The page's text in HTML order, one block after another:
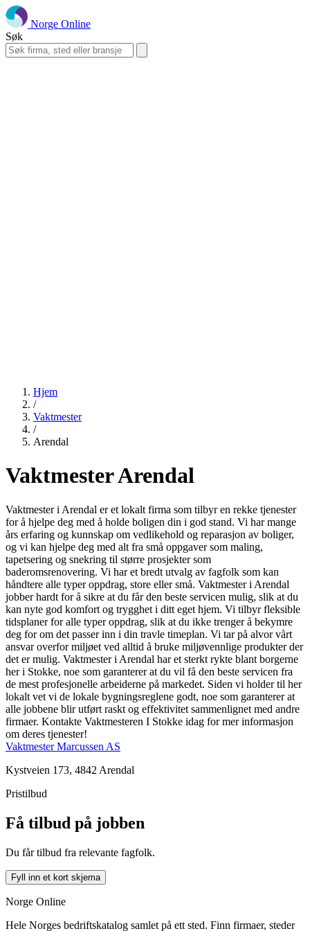
Norge Online
Søk
Hjem
/
Vaktmester
/
Arendal
Vaktmester Arendal
Vaktmester i Arendal er et lokalt firma som tilbyr en rekke tjenester
for å hjelpe deg med å holde boligen din i god stand. Vi har mange
års erfaring og kunnskap om vedlikehold og reparasjon av boliger,
og vi kan hjelpe deg med alt fra små oppgaver som maling,
tapetsering og snekring til større prosjekter som
baderomsrenovering. Vi har et bredt utvalg av fagfolk som kan
håndtere alle typer oppdrag, store eller små. Vaktmester i Arendal
jobber hardt for å sikre at du får den beste servicen mulig, slik at du
kan nyte god komfort og trygghet i ditt eget hjem. Vi tilbyr fleksible
tidsplaner for alle typer oppdrag, slik at du ikke trenger å bekymre
deg for om det passer inn i din travle timeplan. Vi tar på alvor vårt
ansvar overfor miljøet ved alltid å bruke miljøvennlige produkter der
det er mulig. Vaktmester i Arendal har et sterkt rykte blant borgerne
her i Stokke, noe som garanterer at du vil få den beste servicen fra
de mest profesjonelle arbeiderne på markedet. Siden vi holder til her
lokalt vet vi de lokale bygningsreglene godt, noe som garanterer at
alle jobbene blir utført raskt og effektivitet sammenlignet med andre
firmaer. Kontakte Vaktmesteren I Stokke idag for mer informasjon
om deres tjenester!
Vaktmester Marcussen AS
Kystveien 173, 4842 Arendal
Pristilbud
Få tilbud på jobben
Du får tilbud fra relevante fagfolk.
Fyll inn et kort skjema
Norge Online
Hele Norges bedriftskatalog samlet på ett sted. Finn firmaer, steder